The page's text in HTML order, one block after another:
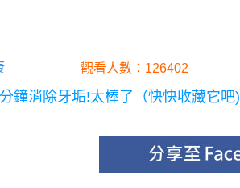
觀看人數：126402
鐘消除牙垢!太棒了（快快收藏它吧)